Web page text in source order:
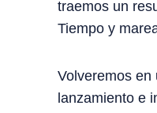
traemos un
Tiempo y
Volveremos en
lanzamiento e